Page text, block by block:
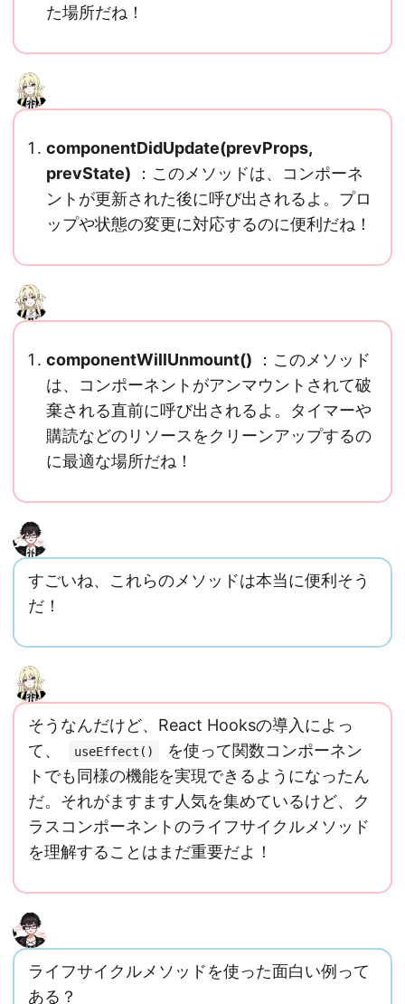
た場所だね！
componentDidUpdate(prevProps,
prevState) ：このメソッドは、コンポーネ
ントが更新された後に呼び出されるよ。プロ
ップや状態の変更に対応するのに便利だね！
componentWillUnmount() ：このメソッド
は、コンポーネントがアンマウントされて破
棄される直前に呼び出されるよ。タイマーや
購読などのリソースをクリーンアップするの
に最適な場所だね！
すごいね、これらのメソッドは本当に便利そう
だ！
そうなんだけど、React Hooksの導入によっ
て、
useEffect()
を使って関数コンポーネン
トでも同様の機能を実現できるようになったん
だ。それがますます人気を集めているけど、ク
ラスコンポーネントのライフサイクルメソッド
を理解することはまだ重要だよ！
ライフサイクルメソッドを使った面白い例って
ある？